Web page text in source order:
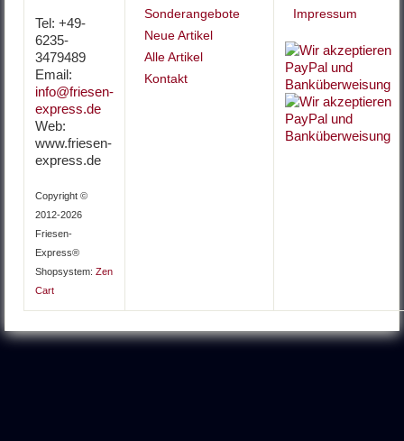
Tel: +49-
6235-
3479489
Email:
info@friesen-
express.de
Web:
www.friesen-
express.de
Copyright ©
2012-2026
Friesen-
Express®
Shopsystem: Zen
Cart
Sonderangebote
Neue Artikel
Alle Artikel
Kontakt
Impressum